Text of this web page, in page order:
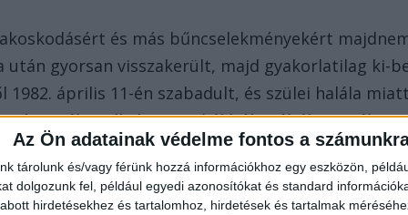
Az Ön adatainak védelme fontos a
tárolunk és/vagy férünk hozzá információkhoz egy eszközön,
dolgozunk fel, például egyedi azonosítókat és standard
hirdetésekhez és tartalomhoz, hirdetések és tartalmak
és más bűncselekményekért
után gyorsan visszakerült, majd gyakorlatilag ki-
április 11-én szabadult, és szülei halála miatt
utcába. Alkalmi munkákból próbált megélni,